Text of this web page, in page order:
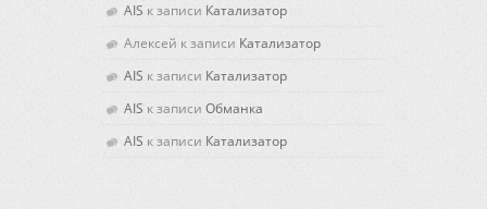
AIS к записи Катализатор
Алексей к записи Катализатор
AIS к записи Катализатор
AIS к записи Обманка
AIS к записи Катализатор